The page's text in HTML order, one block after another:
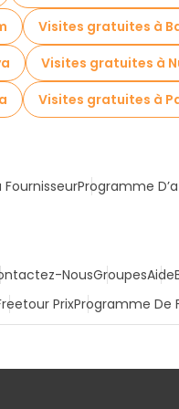
Visites gratuites à
Visites gratuites à
Visites gratuites à
Programme
NousGroupesAide
PrixProgramme De